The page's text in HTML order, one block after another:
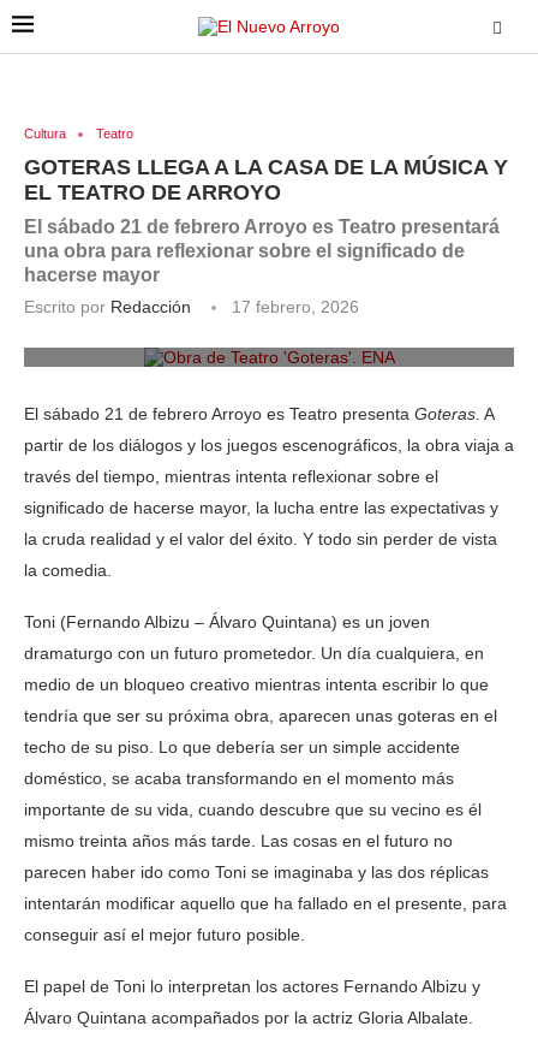
Cultura Teatro
GOTERAS LLEGA A LA CASA DE LA MÚSICA Y
EL TEATRO DE ARROYO
El sábado 21 de febrero Arroyo es Teatro presentará
una obra para reflexionar sobre el significado de
hacerse mayor
Escrito por Redacción
17 febrero, 2026
El sábado 21 de febrero Arroyo es Teatro presenta Goteras . A
partir de los diálogos y los juegos escenográficos, la obra viaja a
través del tiempo, mientras intenta reflexionar sobre el
significado de hacerse mayor, la lucha entre las expectativas y
la cruda realidad y el valor del éxito. Y todo sin perder de vista
la comedia.
Toni (Fernando Albizu – Álvaro Quintana) es un joven
dramaturgo con un futuro prometedor. Un día cualquiera, en
medio de un bloqueo creativo mientras intenta escribir lo que
tendría que ser su próxima obra, aparecen unas goteras en el
techo de su piso. Lo que debería ser un simple accidente
doméstico, se acaba transformando en el momento más
importante de su vida, cuando descubre que su vecino es él
mismo treinta años más tarde. Las cosas en el futuro no
parecen haber ido como Toni se imaginaba y las dos réplicas
intentarán modificar aquello que ha fallado en el presente, para
conseguir así el mejor futuro posible.
El papel de Toni lo interpretan los actores Fernando Albizu y
Álvaro Quintana acompañados por la actriz Gloria Albalate.